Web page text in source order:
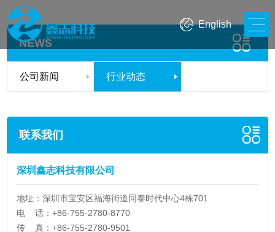
English
NEWS
公司新闻 行业动态
联系我们
深圳鑫志科技有限公司
地址：深圳市宝安区福海街道同泰时代中心4栋701
电 话：+86-755-2780-8770
传 真：+86-755-2780-9501